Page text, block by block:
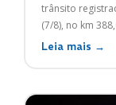
trânsito
(7/8), no km
Leia mais →